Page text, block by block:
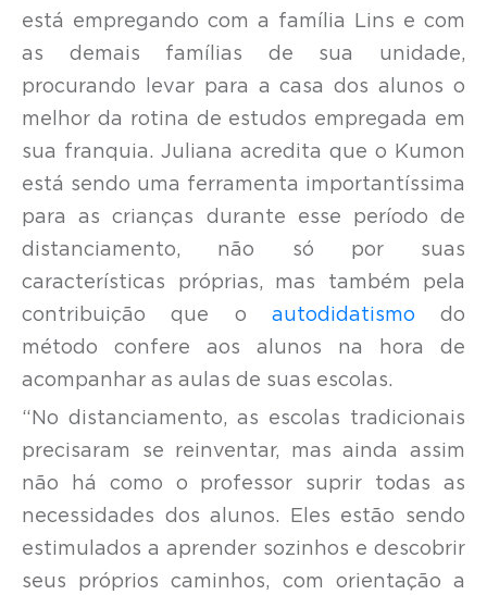
está empregando com a família Lins e com
as demais famílias de sua unidade,
procurando levar para a casa dos alunos o
melhor da rotina de estudos empregada em
sua franquia. Juliana acredita que o Kumon
está sendo uma ferramenta importantíssima
para as crianças durante esse período de
distanciamento, não só por suas
características próprias, mas também pela
contribuição que o autodidatismo do
método confere aos alunos na hora de
acompanhar as aulas de suas escolas.
“No distanciamento, as escolas tradicionais
precisaram se reinventar, mas ainda assim
não há como o professor suprir todas as
necessidades dos alunos. Eles estão sendo
estimulados a aprender sozinhos e descobrir
seus próprios caminhos, com orientação a